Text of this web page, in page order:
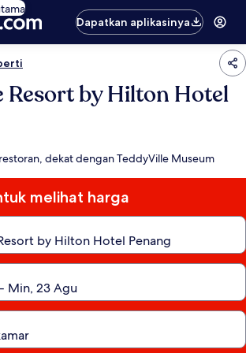
Dapatkan aplikasinya
Resort by Hilton Hotel
dekat dengan TeddyVille Museum
melihat harga